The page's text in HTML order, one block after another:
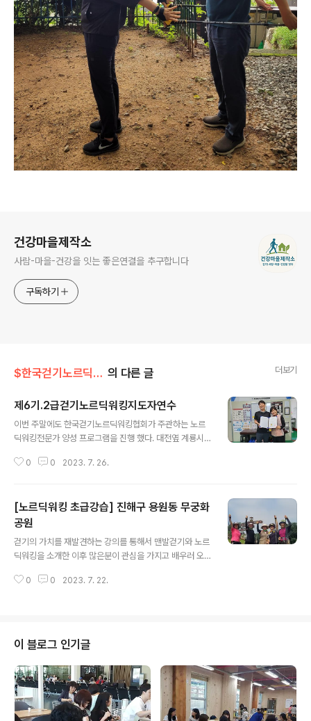
건강마을제작소
사람-마을-건강을 잇는 좋은연결을 추구합니다
구독하기
$한국걷기노르딕워킹협회 의 다른 글 더보기
제6기.2급걷기노르딕워킹지도자연수
이번 주말에도 한국걷기노르딕워킹협회가 주관하는 노르
딕워킹전문가 양성 프로그램을 진행 했다. 대전옆 계룡시
참가했다
0 0 2023. 7. 26.
[노르딕워킹 초급강습] 진해구 용원동 무궁화
공원
걷기의 가치를 재발견하는 강의를 통해서 맨발걷기와 노르
딕워킹을 소개한 이후 많은분이 관심을 가지고 배우러 오
로 활동하고 있다. 나의 커리어와 전문성을 기반으로 남녀
항시로 간다. 배우고 싶은 분은 참가신청서 작성 하셔서 제
출해 주세요 [제6기] 2급 걷기노르딕워킹지도사 자격연수
참가신청서 : https://naver.me/xM8g3617 폼
0 0 2023. 7. 22.
이 블로그 인기글